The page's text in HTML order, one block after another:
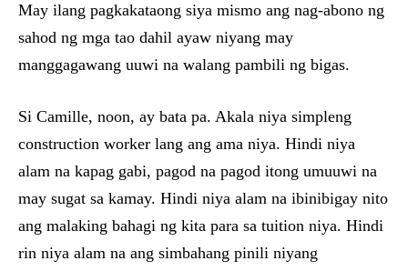
May ilang pagkakataong siya mismo ang nag-abono ng
sahod ng mga tao dahil ayaw niyang may
manggagawang uuwi na walang pambili ng bigas.
Si Camille, noon, ay bata pa. Akala niya simpleng
construction worker lang ang ama niya. Hindi niya
alam na kapag gabi, pagod na pagod itong umuuwi na
may sugat sa kamay. Hindi niya alam na ibinibigay nito
ang malaking bahagi ng kita para sa tuition niya. Hindi
rin niya alam na ang simbahang pinili niyang